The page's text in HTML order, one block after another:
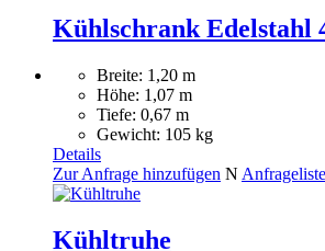
Kühlschrank Edelstahl
Breite: 1,20 m
Höhe: 1,07 m
Tiefe: 0,67 m
Gewicht: 105 kg
Details
Zur Anfrage hinzufügen N
Kühltruhe